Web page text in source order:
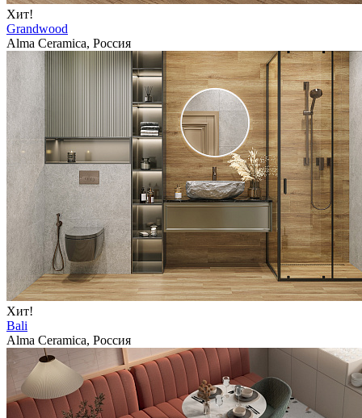
Хит!
Grandwood
Alma Ceramica, Россия
Хит!
Bali
Alma Ceramica, Россия